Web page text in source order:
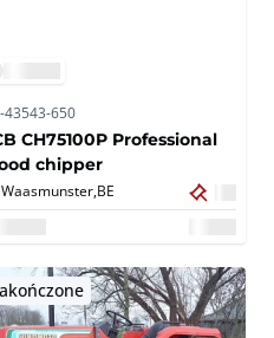
43543-650
CH75100P Professional
chipper
Waasmunster, BE